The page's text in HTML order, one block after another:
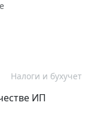
Налоги и бухучет